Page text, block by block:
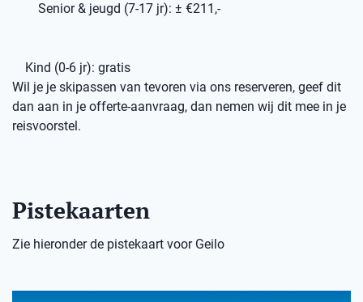
Senior & jeugd (7-17 jr): ± €211,-
Kind (0-6 jr): gratis
Wil je je skipassen van tevoren via ons reserveren, geef dit
dan aan in je offerte-aanvraag, dan nemen wij dit mee in je
reisvoorstel.
Pistekaarten
Zie hieronder de pistekaart voor Geilo